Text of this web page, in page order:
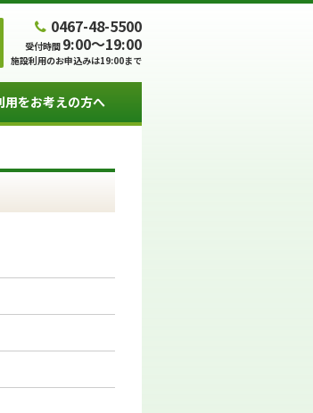
0467-48-5500
受付時間 9:00～19:00
施設利用のお申込みは19:00まで
用をお考えの方へ